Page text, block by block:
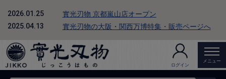
2026.01.25 實光刃物 京都嵐山店オープン
2025.04.13 實光刃物の大阪・関西万博特集・販売ページへ
ログイン
メニュー